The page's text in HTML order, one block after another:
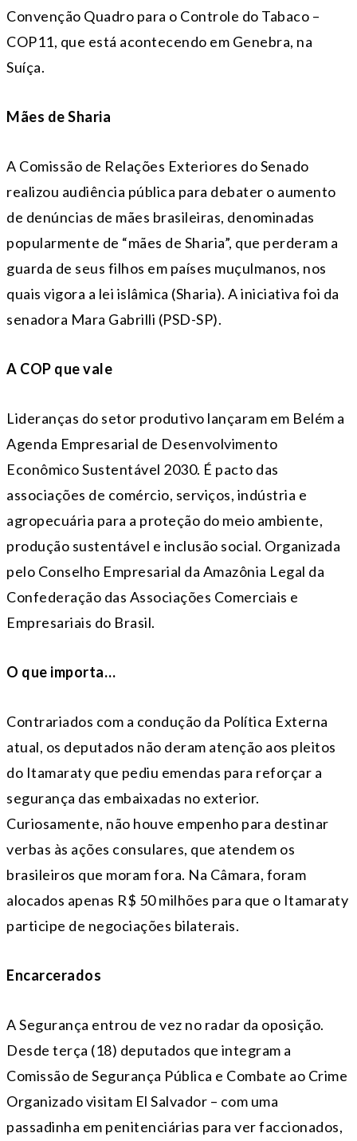
Convenção Quadro para o Controle do Tabaco –
COP11, que está acontecendo em Genebra, na
Suíça.
Mães de Sharia
A Comissão de Relações Exteriores do Senado
realizou audiência pública para debater o aumento
de denúncias de mães brasileiras, denominadas
popularmente de “mães de Sharia”, que perderam a
guarda de seus filhos em países muçulmanos, nos
quais vigora a lei islâmica (Sharia). A iniciativa foi da
senadora Mara Gabrilli (PSD-SP).
A COP que vale
Lideranças do setor produtivo lançaram em Belém a
Agenda Empresarial de Desenvolvimento
Econômico Sustentável 2030. É pacto das
associações de comércio, serviços, indústria e
agropecuária para a proteção do meio ambiente,
produção sustentável e inclusão social. Organizada
pelo Conselho Empresarial da Amazônia Legal da
Confederação das Associações Comerciais e
Empresariais do Brasil.
O que importa…
Contrariados com a condução da Política Externa
atual, os deputados não deram atenção aos pleitos
do Itamaraty que pediu emendas para reforçar a
segurança das embaixadas no exterior.
Curiosamente, não houve empenho para destinar
verbas às ações consulares, que atendem os
brasileiros que moram fora. Na Câmara, foram
alocados apenas R$ 50 milhões para que o Itamaraty
participe de negociações bilaterais.
Encarcerados
A Segurança entrou de vez no radar da oposição.
Desde terça (18) deputados que integram a
Comissão de Segurança Pública e Combate ao Crime
Organizado visitam El Salvador – com uma
passadinha em penitenciárias para ver faccionados,